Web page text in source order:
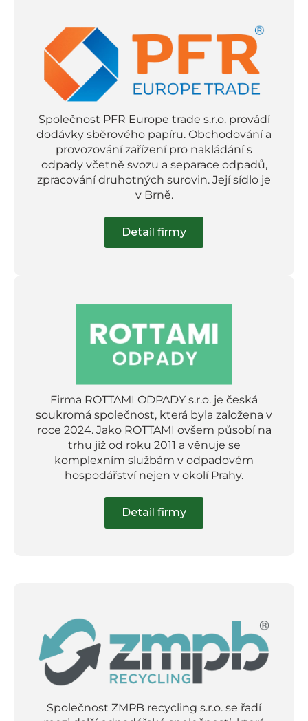
Společnost PFR Europe trade s.r.o. provádí
dodávky sběrového papíru. Obchodování a
provozování zařízení pro nakládání s
odpady včetně svozu a separace odpadů,
zpracování druhotných surovin. Její sídlo je
v Brně.
Detail firmy
Firma ROTTAMI ODPADY s.r.o. je česká
soukromá společnost, která byla založena v
roce 2024. Jako ROTTAMI ovšem působí na
trhu již od roku 2011 a věnuje se
komplexním službám v odpadovém
hospodářství nejen v okolí Prahy.
Detail firmy
Společnost ZMPB recycling s.r.o. se řadí